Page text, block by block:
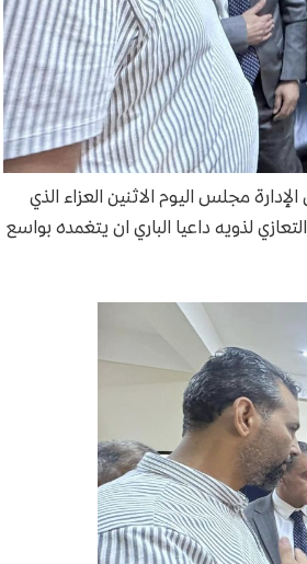
مجلس اليوم الاثنين العزاء الذي
لذويه داعيا الباري ان يتغمده بواسع